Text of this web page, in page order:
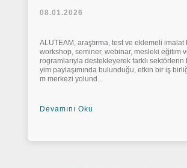
08.01.2026
ALUTEAM, araştırma, test ve eklemeli
workshop, seminer, webinar, mesleki eğitim
rogramlarıyla destekleyerek farklı
yim paylaşımında bulunduğu, etkin bir iş
m merkezi yolund...
Devamını Oku